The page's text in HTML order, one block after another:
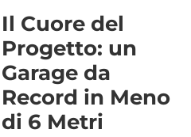
Il Cuore del
Progetto: un
Garage da
Record in Meno
di 6 Metri